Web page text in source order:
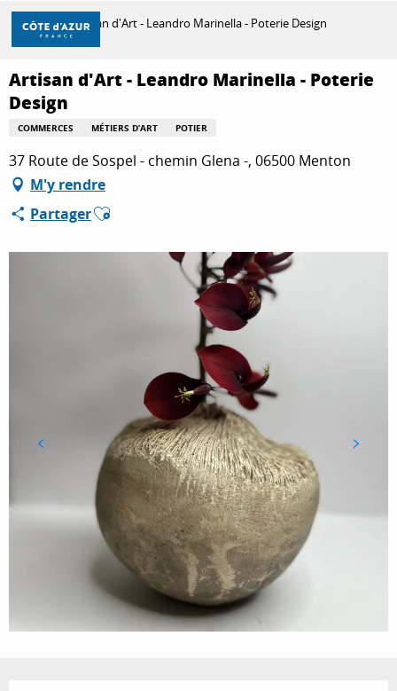
Aller
contenu
principal
DÉCOUVRIR
À FAIRE
SÉJOURNER
Accueil Artisan d'Art - Leandro Marinella - Poterie Design
Artisan d'Art - Leandro Marinella - Poterie
Design
COMMERCES MÉTIERS D’ART POTIER
37 Route de Sospel - chemin Glena -, 06500 Menton
M'y rendre
PartagerAjouter aux favoris